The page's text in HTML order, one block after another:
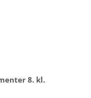
8. kl.